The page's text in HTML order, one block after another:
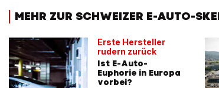
MEHR ZUR SCHWEIZER E-AUTO-
Erste Hersteller
rudern zurück
Ist E-Auto-
Euphorie in Europa
vorbei?